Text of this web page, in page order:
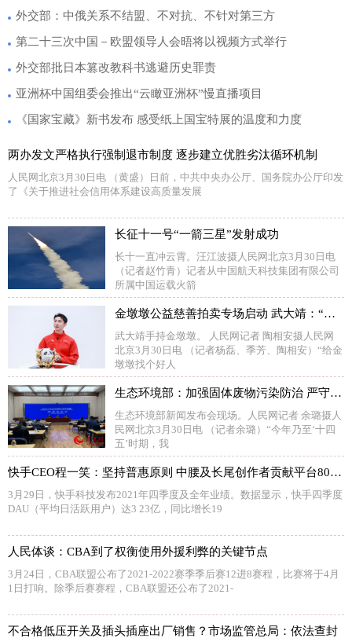
外交部：中俄关系不结盟、不对抗、不针对第三方
第二十三次中国－欧盟领导人会晤将以视频方式举行
外交部批日本篡改教科书逃避历史罪责
亚洲杯中国组委会推出“云瞰亚洲杯”慢直播项目
《国家宝藏》新书发布 感受纸上国宝特展的温度和力度
两办发文严格执行强制退市制度 逐步建立优胜劣汰循环机制
人民网北京3月30日电 （黄盛）日前，中共中央办公厅、国务院办公厅印发
了《关于推进社会信用体系建设高质量发展
长征十一号“一箭三星”发射成功
长十一直冲云霄。汪江波摄人民网北京3月30日电
（记者赵竹青）记者从中国航天科技集团有限公司
所属中国运载火箭
金墩墩公益慈善拍卖专场启动 武大靖：“给金墩墩找个好人家”
武大靖手持金墩墩。 人民网记者 陶相安摄人民网
北京3月30日电 （记者杨磊、季芳、陶相安）“给金
墩墩找个好人
生态环境部：加强固体废物污染防治 严守生态环境风险“底线”
生态环境部新闻发布会现场。人民网记者 余璐摄人
民网北京3月30日电 （记者余璐）“今年乃至‘十四
五’时期，我
快手CEO程一笑：坚持普惠原则 中腰及长尾创作者贡献平台80%以上视频播放
3月29日，快手科技发布2021年四季度及全年业绩。数据显示，快手四季度
DAU（平均日活跃用户）达3 23亿，同比增长19
人民体谈：CBA到了权衡使用外援利弊的关键节点
3月24日，CBA联盟公布了2021-2022赛季季后赛12进8赛程，比赛将于4月
1日打响。除季后赛赛程，CBA联盟还公布了2021-
不合格低压开关及插头插座出厂销售？市场监管总局：依法查封